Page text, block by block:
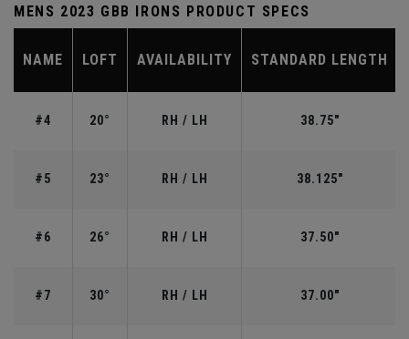
MENS 2023 GBB IRONS PRODUCT SPECS
NAME LOFT AVAILABILITY STANDARD LENGTH
#4 20° RH / LH 38.75"
#5 23° RH / LH 38.125"
#6 26° RH / LH 37.50"
#7 30° RH / LH 37.00"